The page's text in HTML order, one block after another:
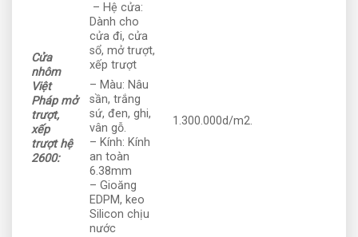
Cửa
nhôm
Việt
Pháp mở
trượt,
xếp
trượt hệ
2600:
– Hệ cửa:
Dành cho
cửa đi, cửa
sổ, mở trượt,
xếp trượt
– Màu: Nâu
sần, trắng
sứ, đen, ghi,
vân gỗ.
– Kính: Kính
an toàn
6.38mm
– Gioăng
EDPM, keo
Silicon chịu
nước
1.300.000d/m2.